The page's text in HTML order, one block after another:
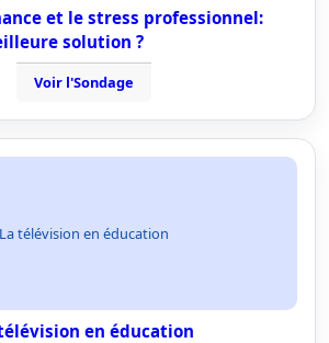
et le stress professionnel:
solution ?
Voir l'Sondage
La télévision en éducation
en éducation